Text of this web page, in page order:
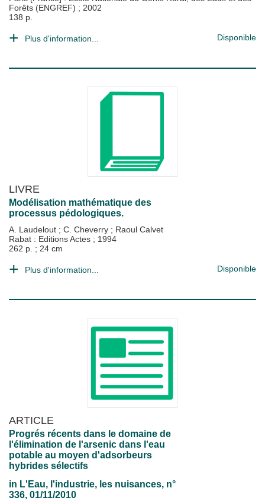
Forêts (ENGREF) ; 2002
138 p.
Plus d'information... Disponible
LIVRE
Modélisation mathématique des
processus pédologiques.
A. Laudelout ; C. Cheverry ; Raoul Calvet
Rabat : Editions Actes ; 1994
262 p. ; 24 cm
Plus d'information... Disponible
ARTICLE
Progrés récents dans le domaine de
l'élimination de l'arsenic dans l'eau
potable au moyen d'adsorbeurs
hybrides sélectifs
in L'Eau, l'industrie, les nuisances, n°
336, 01/11/2010